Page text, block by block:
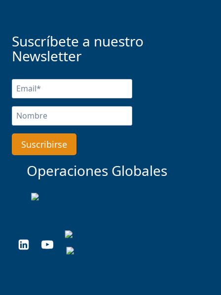
Suscríbete a nuestro
Newsletter
Operaciones Globales